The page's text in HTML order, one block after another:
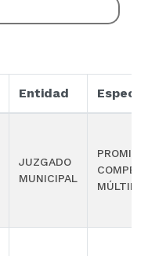
Entidad
JUZGADO
MUNICIPAL